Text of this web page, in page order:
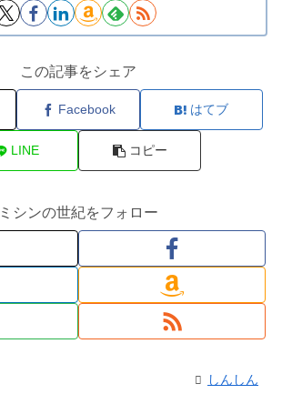
この記事をシェア
Facebook はてブ
LINE コピー
ミシンの世紀をフォロー
しんしん